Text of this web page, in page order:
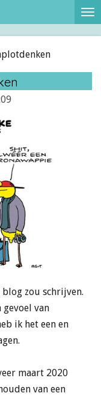
zou schrijven.
gevoel van
ik het een en
maart 2020
van een